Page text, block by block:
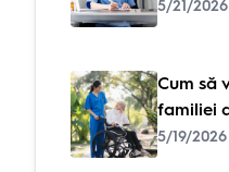
5/21/2026
Cum să
familiei
5/19/2026